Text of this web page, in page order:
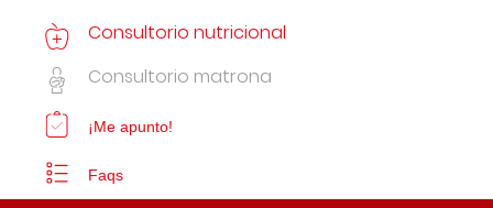
Consultorio nutricional
Consultorio matrona
¡Me apunto!
Faqs